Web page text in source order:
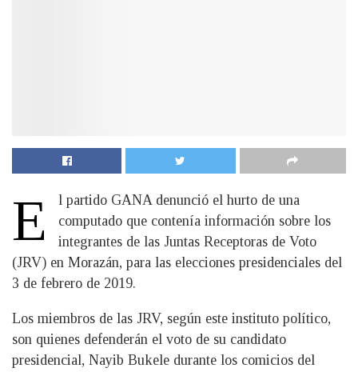
E
l partido GANA denunció el hurto de una
computado que contenía información sobre los
integrantes de las Juntas Receptoras de Voto
(JRV) en Morazán, para las elecciones presidenciales del
3 de febrero de 2019.
Los miembros de las JRV, según este instituto político,
son quienes defenderán el voto de su candidato
presidencial, Nayib Bukele durante los comicios del